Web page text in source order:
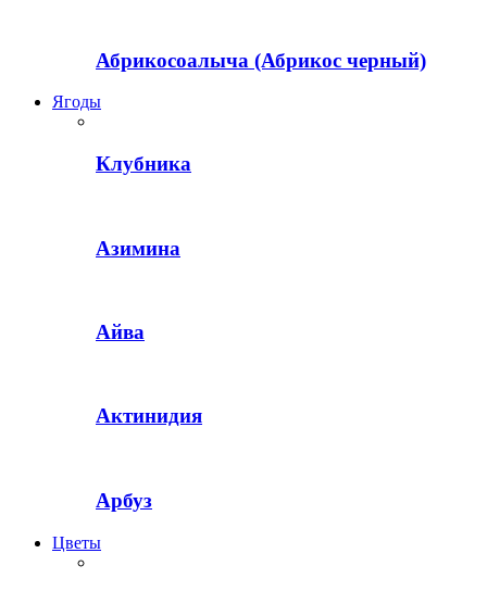
Абрикосоалыча (Абрикос черный)
Ягоды
Клубника
Азимина
Айва
Актинидия
Арбуз
Цветы